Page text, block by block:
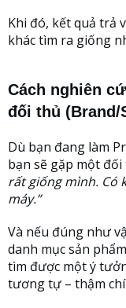
Khi đó, kết quả trả
khác tìm ra giống
Cách nghiên
đối thủ (Brand/
Dù bạn đang làm
bạn sẽ gặp một
rất giống mình. Có
máy.”
Và nếu đúng như
danh mục sản
tìm được một ý
tương tự – thậm